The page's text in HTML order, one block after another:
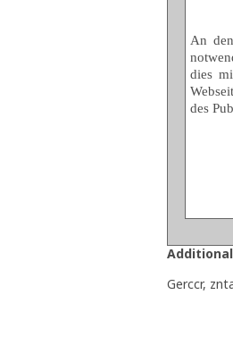
An
dies
des
Gerccr,